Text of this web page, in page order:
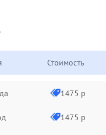
Стоимость
1475 р
1475 р